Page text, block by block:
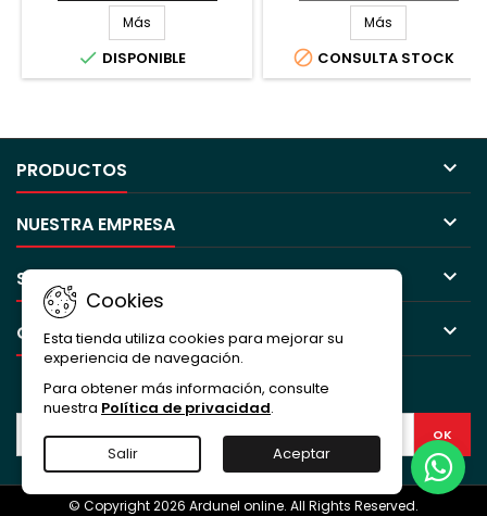
Más
 DISPONIBLE
Más
 CONSULTA STOCK
PRODUCTOS 
NUESTRA EMPRESA 
SU CUENTA 
CONTACTO 
Cookies
Esta tienda utiliza cookies para mejorar su
experiencia de navegación.
Para obtener más información, consulte
nuestra Política de privacidad.
Salir Aceptar
BOLETÍN
© Copyright 2026 Ardunel online. All Rights Reserved.